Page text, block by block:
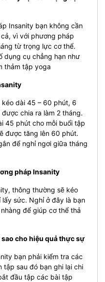
Insanity bạn không cần
vì với phương pháp
từ trọng lực cơ thể.
dụng cụ chẳng hạn như
thảm tập yoga
dài 45 – 60 phút, 6
chia ra làm 2 tháng.
45 phút cho mỗi buổi tập
được tăng lên 60 phút.
để nghỉ ngơi giữa tháng
pháp Insanity
thông thường sẽ kéo
sức. Nghỉ ở đây là bạn
để giúp cơ thể thả
cho hiệu quả thực sự
bạn phải kiểm tra các
tập sau đó bạn ghi lại chi
đầu tập các bài tập